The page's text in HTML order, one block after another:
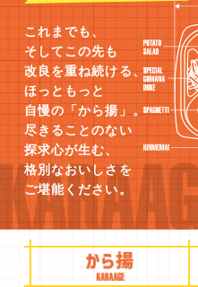
これまでも、
そしてこの先も
改良を重ね続ける、
ほっともっと
自慢の「から揚」。
尽きることのない
探求心が生む、
格別なおいしさを
ご堪能ください。